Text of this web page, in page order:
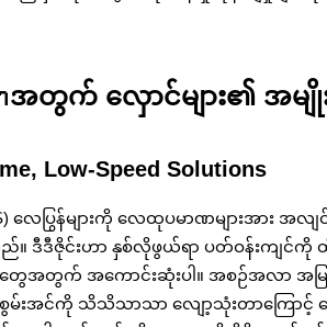
าအတွက် လှောင်များ၏ အမျိုး
Low-Speed Solutions
လေပြွန်များကို လေထုပမာဏများအား အလ
။ ဒီဒီဇိုင်းဟာ နှစ်လိုဖွယ်ရာ ပတ်ဝန်းကျင်ကို
ေအတွက် အကောင်းဆုံးပါ။ အစဉ်အလာ အမ
မ်းအင်ကို သိသိသာသာ လျော့သုံးတာကြော